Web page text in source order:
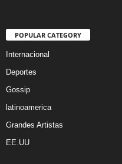
POPULAR CATEGORY
Internacional
Deportes
Gossip
latinoamerica
Grandes Artistas
EE.UU